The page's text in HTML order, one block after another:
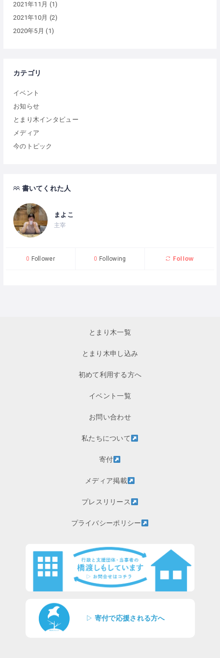
2021年11月 (1)
2021年10月 (2)
2020年5月 (1)
カテゴリ
イベント
お知らせ
とまり木インタビュー
メディア
今のトピック
書いてくれた人
まよこ
主宰
0 Follower 0 Following Follow
とまり木一覧
とまり木申し込み
初めて利用する方へ
イベント一覧
お問い合わせ
私たちについて
寄付
メディア掲載
プレスリリース
プライバシーポリシー
▷ 寄付で応援される方へ